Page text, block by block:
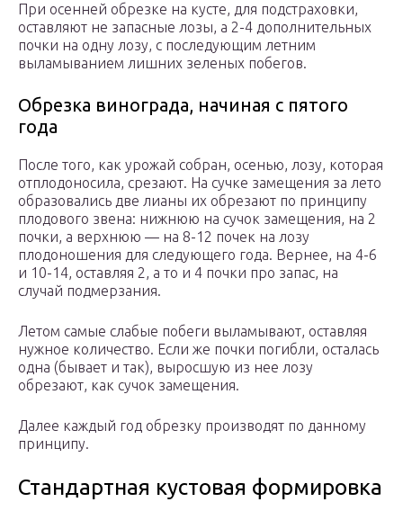
При осенней обрезке на кусте, для подстраховки,
оставляют не запасные лозы, а 2-4 дополнительных
почки на одну лозу, с последующим летним
выламыванием лишних зеленых побегов.
Обрезка винограда, начиная с пятого
года
После того, как урожай собран, осенью, лозу, которая
отплодоносила, срезают. На сучке замещения за лето
образовались две лианы их обрезают по принципу
плодового звена: нижнюю на сучок замещения, на 2
почки, а верхнюю — на 8-12 почек на лозу
плодоношения для следующего года. Вернее, на 4-6
и 10-14, оставляя 2, а то и 4 почки про запас, на
случай подмерзания.
Летом самые слабые побеги выламывают, оставляя
нужное количество. Если же почки погибли, осталась
одна (бывает и так), выросшую из нее лозу
обрезают, как сучок замещения.
Далее каждый год обрезку производят по данному
принципу.
Стандартная кустовая формировка